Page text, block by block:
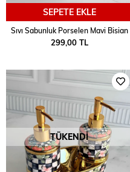
SEPETE EKLE
Sıvı Sabunluk Porselen Mavi Bisian
299,00 TL
TÜKENDI